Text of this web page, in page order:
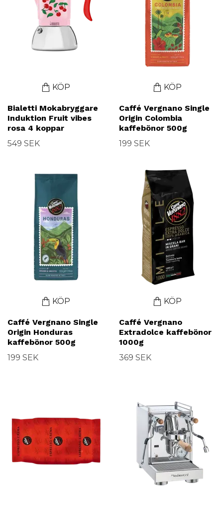
KÖP
Bialetti Mokabryggare
Induktion Fruit vibes
rosa 4 koppar
549 SEK
KÖP
Caffé Vergnano Single
Origin Colombia
kaffebönor 500g
199 SEK
KÖP
Caffé Vergnano Single
Origin Honduras
kaffebönor 500g
199 SEK
KÖP
Caffé Vergnano
Extradolce kaffebönor
1000g
369 SEK